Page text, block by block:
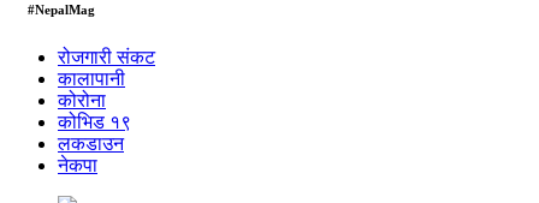
#NepalMag
रोजगारी संकट
कालापानी
कोरोना
कोभिड १९
लकडाउन
नेकपा